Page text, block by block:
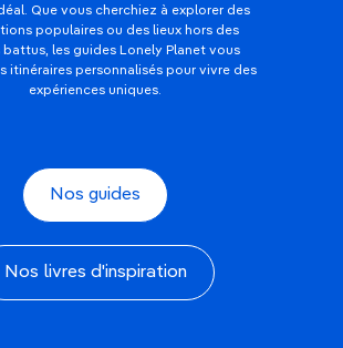
Que vous cherchiez à explorer des
populaires ou des lieux hors des
battus, les guides Lonely Planet vous
itinéraires personnalisés pour vivre des
expériences uniques.
Nos guides
Nos livres d'inspiration